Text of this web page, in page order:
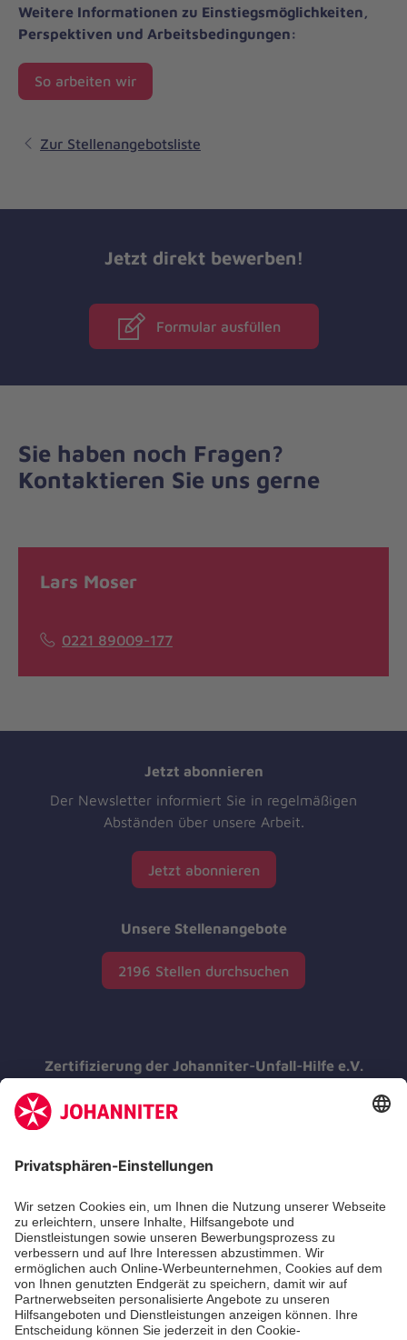
Weitere Informationen zu Einstiegsmöglichkeiten,
Perspektiven und Arbeitsbedingungen:
So arbeiten wir
Zur Stellenangebotsliste
Jetzt direkt bewerben!
Formular ausfüllen
Sie haben noch Fragen?
Kontaktieren Sie uns gerne
Lars Moser
0221 89009-177
Jetzt abonnieren
Der Newsletter informiert Sie in regelmäßigen
Abständen über unsere Arbeit.
Jetzt abonnieren
Unsere Stellenangebote
2196 Stellen durchsuchen
Zertifizierung der Johanniter-Unfall-Hilfe e.V.
Die Johanniter GmbH führt das
e.V.